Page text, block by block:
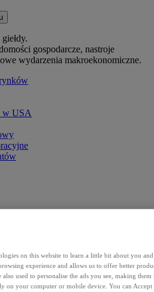
gospodarcze, nastroje
wydarzenia makroekonomiczne.
w USA
on this website to learn a little bit about you
experience and allows us to offer better
also used to personalise the ads you see, making
on your computer or mobile device. You can